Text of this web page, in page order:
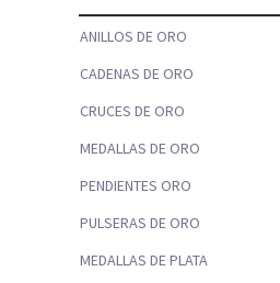
ANILLOS DE ORO
CADENAS DE ORO
CRUCES DE ORO
MEDALLAS DE ORO
PENDIENTES ORO
PULSERAS DE ORO
MEDALLAS DE PLATA